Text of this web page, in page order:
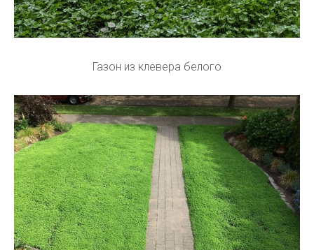
Газон из клевера белого